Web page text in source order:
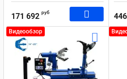
171 692 руб
Видеообзор